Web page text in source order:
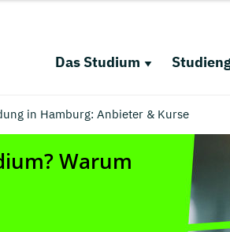
Das Studium
in Hamburg: Anbieter & Kurse